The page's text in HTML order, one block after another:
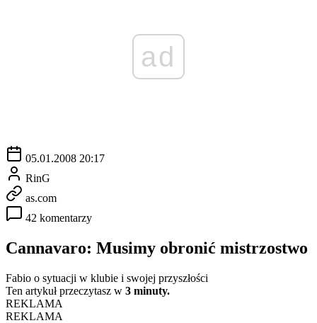
ad
05.01.2008 20:17
RinG
as.com
42 komentarzy
Cannavaro: Musimy obronić mistrzostwo
Fabio o sytuacji w klubie i swojej przyszłości
Ten artykuł przeczytasz w 3 minuty.
REKLAMA
REKLAMA